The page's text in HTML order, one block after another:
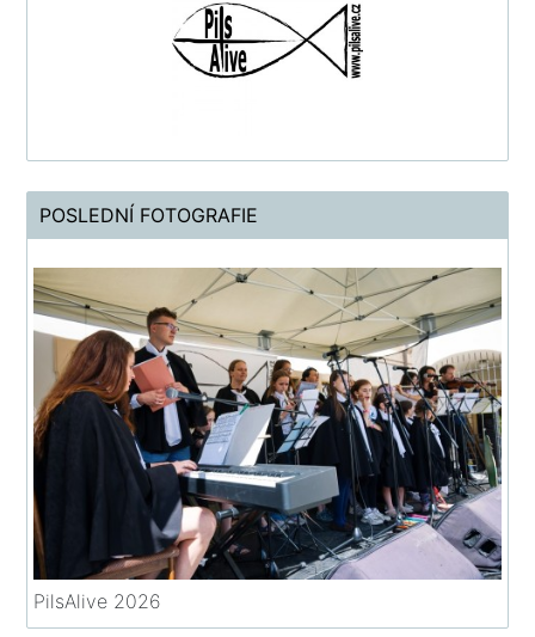
POSLEDNÍ FOTOGRAFIE
PilsAlive 2026